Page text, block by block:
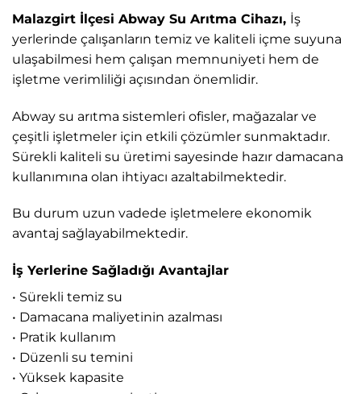
Malazgirt İlçesi Abway Su Arıtma Cihazı, İş
yerlerinde çalışanların temiz ve kaliteli içme suyuna
ulaşabilmesi hem çalışan memnuniyeti hem de
işletme verimliliği açısından önemlidir.
Abway su arıtma sistemleri ofisler, mağazalar ve
çeşitli işletmeler için etkili çözümler sunmaktadır.
Sürekli kaliteli su üretimi sayesinde hazır damacana
kullanımına olan ihtiyacı azaltabilmektedir.
Bu durum uzun vadede işletmelere ekonomik
avantaj sağlayabilmektedir.
İş Yerlerine Sağladığı Avantajlar
• Sürekli temiz su
• Damacana maliyetinin azalması
• Pratik kullanım
• Düzenli su temini
• Yüksek kapasite